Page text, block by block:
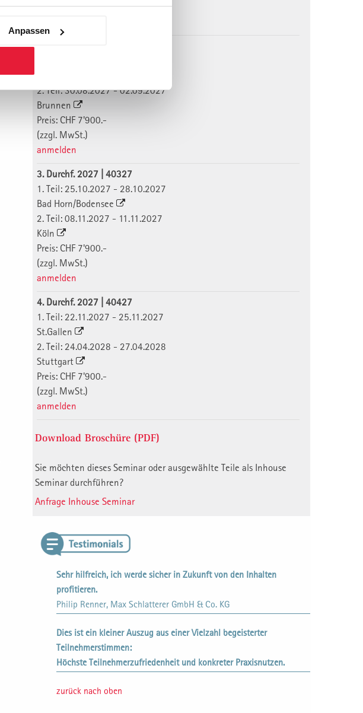
Anpassen
(zzgl. MwSt.)
2. Teil: 30.08.2027 - 02.09.2027
Brunnen
Preis: CHF 7'900.-
(zzgl. MwSt.)
anmelden
3. Durchf. 2027 | 40327
1. Teil: 25.10.2027 - 28.10.2027
Bad Horn/Bodensee
2. Teil: 08.11.2027 - 11.11.2027
Köln
Preis: CHF 7'900.-
(zzgl. MwSt.)
anmelden
4. Durchf. 2027 | 40427
1. Teil: 22.11.2027 - 25.11.2027
St.Gallen
2. Teil: 24.04.2028 - 27.04.2028
Stuttgart
Preis: CHF 7'900.-
(zzgl. MwSt.)
anmelden
Download Broschüre (PDF)
Sie möchten dieses Seminar oder ausgewählte Teile als Inhouse
Seminar durchführen?
Anfrage Inhouse Seminar
Sehr hilfreich, ich werde sicher in Zukunft von den Inhalten
profitieren.
Philip Renner, Max Schlatterer GmbH & Co. KG
Dies ist ein kleiner Auszug aus einer Vielzahl begeisterter
Teilnehmerstimmen:
Höchste Teilnehmerzufriedenheit und konkreter Praxisnutzen.
zurück nach oben